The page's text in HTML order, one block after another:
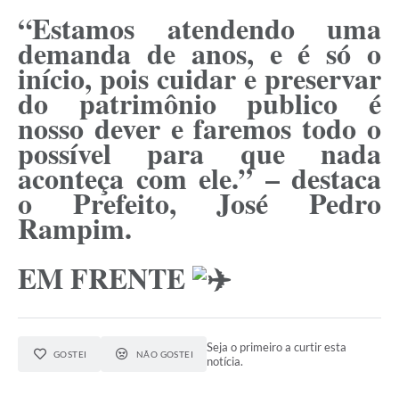
“Estamos atendendo uma
demanda de anos, e é só o
início, pois cuidar e preservar
do patrimônio publico é
nosso dever e faremos todo o
possível para que nada
aconteça com ele.” – destaca
o Prefeito, José Pedro
Rampim.
EM FRENTE
GOSTEI NÃO GOSTEI
Seja o primeiro a curtir esta
notícia.